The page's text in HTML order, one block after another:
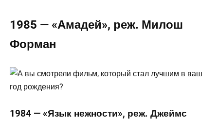
1985 — «Амадей», реж. Милош
Форман
1984 — «Язык нежности», реж. Джеймс